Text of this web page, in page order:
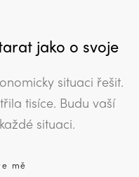
jako o svoje
situaci řešit.
tisíce. Budu vaší
situaci.
mě